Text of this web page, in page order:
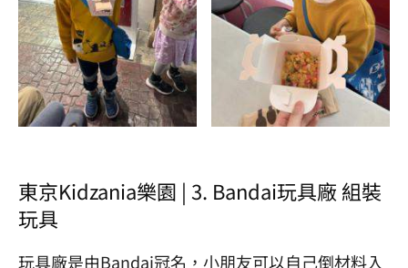
東京Kidzania樂園 | 3. Bandai玩具廠 組裝
玩具
玩具廠是由Bandai冠名，小朋友可以自己倒材料入